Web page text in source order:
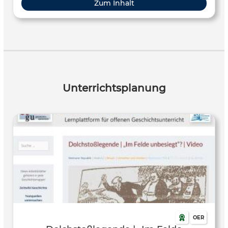
kaiserlichen Monarchie die erste deutsche
parlamentarische Demokratie wird.
Zum Inhalt
Unterrichtsplanung
OER